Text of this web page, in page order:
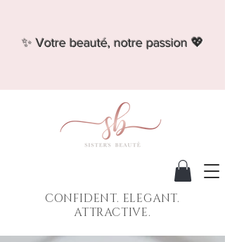
✨ Votre beauté, notre passion 💖
CONFIDENT. ELEGANT.
ATTRACTIVE.